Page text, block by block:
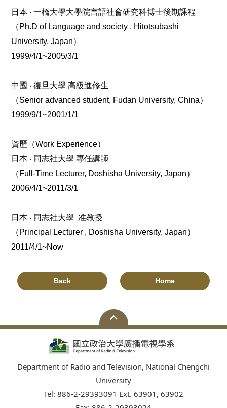
日本 ‧一橋大學大學院言語社會研究科博士後期課程
（ Ph.D of Language and society , Hitotsubashi
University, Japan）
1999/4/1~2005/3/1
中國 ‧復旦大學 高級進修生
（Senior advanced student, Fudan University, China）
1999/9/1~2001/1/1
資歷（Work Experience）
日本 ‧ 同志社大學 專任講師
（ Full-Time Lecturer, Doshisha University, Japan）
2006/4/1~2011/3/1
日本 ‧ 同志社大學 准教授
（ Principal Lecturer , Doshisha University, Japan）
2011/4/1~Now
Back Home
Department of Radio and Television, National Chengchi
University
Tel: 886-2-29393091 Ext. 63901, 63902